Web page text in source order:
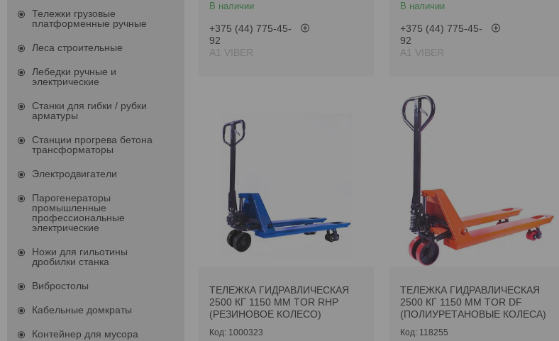
В наличии
+375 (44) 775-45-
92
А1 VIBER
В наличии
+375 (44) 775-45-
92
А1 VIBER
ТЕЛЕЖКА ГИДРАВЛИЧЕСКАЯ
2500 КГ 1150 ММ TOR RHP
(РЕЗИНОВОЕ КОЛЕСО)
1000323
ТЕЛЕЖКА ГИДРАВЛИЧЕСКАЯ
2500 КГ 1150 ММ TOR DF
(ПОЛИУРЕТАНОВЫЕ КОЛЕСА)
118255
Тележки грузовые
платформенные ручные
Леса строительные
Лебедки ручные и
электрические
Станки для гибки / рубки
арматуры
Станции прогрева бетона
трансформаторы
Электродвигатели
Парогенераторы
промышленные
профессиональные
электрические
Ножи для гильотины
дробилки станка
Вибростолы
Кабельные домкраты
Контейнер для мусора